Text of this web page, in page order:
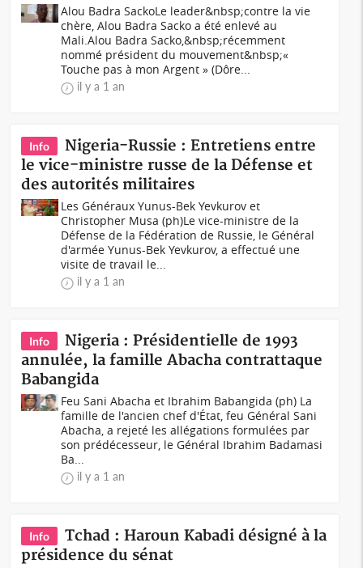
Alou Badra SackoLe leader&nbsp;contre la vie
chère, Alou Badra Sacko a été enlevé au
Mali.Alou Badra Sacko,&nbsp;récemment
nommé président du mouvement&nbsp;«
Touche pas à mon Argent » (Dôre...
il y a 1 an
Info
Nigeria-Russie : Entretiens entre
le vice-ministre russe de la Défense et
des autorités militaires
Les Généraux Yunus-Bek Yevkurov et
Christopher Musa (ph)Le vice-ministre de la
Défense de la Fédération de Russie, le Général
d'armée Yunus-Bek Yevkurov, a effectué une
visite de travail le...
il y a 1 an
Info
Nigeria : Présidentielle de 1993
annulée, la famille Abacha contrattaque
Babangida
Feu Sani Abacha et Ibrahim Babangida (ph) La
famille de l'ancien chef d'État, feu Général Sani
Abacha, a rejeté les allégations formulées par
son prédécesseur, le Général Ibrahim Badamasi
Ba...
il y a 1 an
Info
Tchad : Haroun Kabadi désigné à la
présidence du sénat